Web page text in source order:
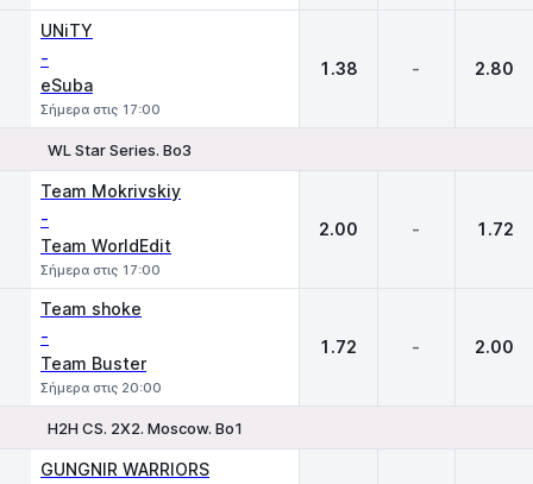
UNiTY
-
eSuba
Σήμερα στις 17:00
1.38 - 2.80
WL Star Series. Bo3
Team Mokrivskiy
-
Team WorldEdit
Σήμερα στις 17:00
2.00 - 1.72
Team shoke
-
Team Buster
Σήμερα στις 20:00
1.72 - 2.00
H2H CS. 2X2. Moscow. Bo1
GUNGNIR WARRIORS